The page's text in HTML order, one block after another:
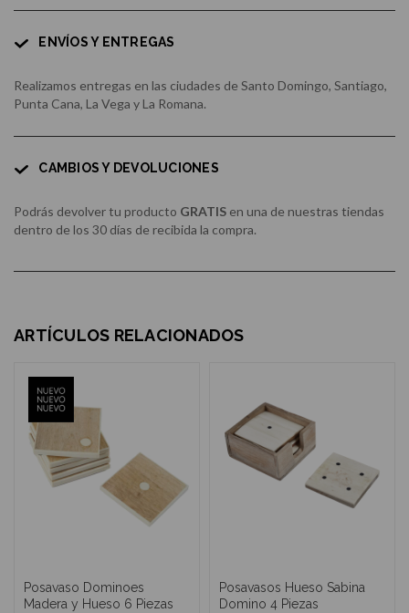
ENVÍOS Y ENTREGAS
Realizamos entregas en las ciudades de Santo Domingo, Santiago,
Punta Cana, La Vega y La Romana.
CAMBIOS Y DEVOLUCIONES
Podrás devolver tu producto GRATIS en una de nuestras tiendas
dentro de los 30 días de recibida la compra.
ARTÍCULOS RELACIONADOS
Posavaso Dominoes
Madera y Hueso 6 Piezas
Posavasos Hueso Sabina
Domino 4 Piezas